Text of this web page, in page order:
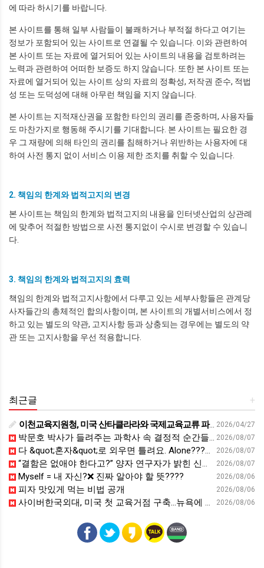
에 따라 하시기를 바랍니다.
본 사이트를 통해 일부 사람들이 불쾌하거나 부적절 하다고 여기는
정보가 포함되어 있는 사이트로 연결될 수 있습니다. 이와 관련하여
본 사이트 또는 자료에 열거되어 있는 사이트의 내용을 검토하려는
노력과 관련하여 어떠한 보증도 하지 않습니다. 또한 본 사이트 또는
자료에 열거되어 있는 사이트 상의 자료의 정확성, 저작권 준수, 적법
성 또는 도덕성에 대해 아무런 책임을 지지 않습니다.
본 사이트는 지적재산권을 포함한 타인의 권리를 존중하며, 사용자들
도 마찬가지로 행동해 주시기를 기대합니다. 본 사이트는 필요한 경
우 그 재량에 의해 타인의 권리를 침해하거나 위반하는 사용자에 대
하여 사전 통지 없이 서비스 이용 제한 조치를 취할 수 있습니다.
2. 책임의 한계와 법적고지의 변경
본 사이트는 책임의 한계와 법적고지의 내용을 인터넷산업의 상관례
에 맞추어 적절한 방법으로 사전 통지없이 수시로 변경할 수 있습니
다.
3. 책임의 한계와 법적고지의 효력
책임의 한계와 법적고지사항에서 다루고 있는 세부사항들은 관계당
사자들간의 총체적인 합의사항이며, 본 사이트의 개별서비스에서 정
하고 있는 별도의 약관, 고지사항 등과 상충되는 경우에는 별도의 약
관 또는 고지사항을 우선 적용합니다.
+
최근글
2026/04/27
이천교육지원청, 미국 산타클라라와 국제교육교류 파트너십 회의 개최:경인투데이뉴스 - 경인투데이뉴스
2026/08/07
박문호 박사가 들려주는 과학사 속 결정적 순간들! 직관을 뛰어넘는 과학적 통찰 : 생각하는 청소년을 위한 과학 시리즈 1부(feat.박문호 박사)
2026/08/07
다 &quot;혼자&quot;로 외우면 틀려요. Alone????By myself????On my own
2026/08/07
“결함은 없애야 한다고?” 양자 연구자가 밝힌 신비: 없애려던 흠이 무기가 되는 방법 | 이정현 KIST 양자기술연구단 선임연구원 | 양자 컴퓨터 인생 | 세바시 2121회
2026/08/06
Myself = 내 자신?❌ 진짜 알아야 할 뜻????
2026/08/06
피자 맛있게 먹는 비법 공개
2026/08/06
사이버한국외대, 미국 첫 교육거점 구축…뉴욕에 미주글로벌센터 개소 - 재외동포신문